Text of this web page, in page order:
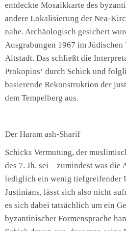
entdeckte Mosaikkarte des
andere Lokalisierung der Nea-
nahe. Archäologisch gesichert
Ausgrabungen 1967 im
Altstadt. Das schließt die
Prokopios‘ durch Schick und
basierende Rekonstruktion der
dem Tempelberg aus.
Der Haram ash-Sharif
Schicks Vermutung, der
des 7. Jh. sei – zumindest was
lediglich ein wenig tiefgreifender
Justinians, lässt sich also nicht
es sich dabei tatsächlich um ein
byzantinischer Formensprache